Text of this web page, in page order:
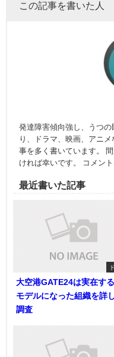
この記事を書いた人
発達障害傾向強し、うつ
り、ドラマ、映画、アニ
事を多く書いています。
ければ幸いです。 コメン
最近書いた記事
大空港GATE24は実在す
モデルになった組織を詳
調査